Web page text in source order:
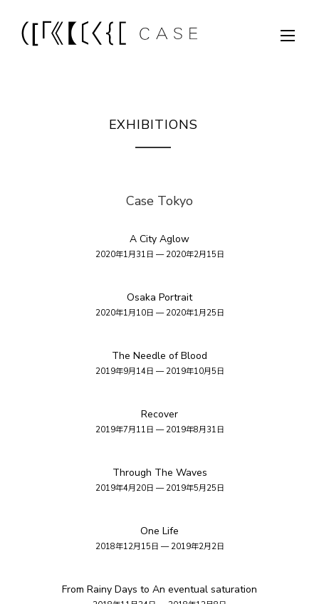
EXHIBITIONS
Case Tokyo
A City Aglow
2020年1月31日 — 2020年2月15日
Osaka Portrait
2020年1月10日 — 2020年1月25日
The Needle of Blood
2019年9月14日 — 2019年10月5日
Recover
2019年7月11日 — 2019年8月31日
Through The Waves
2019年4月20日 — 2019年5月25日
One Life
2018年12月15日 — 2019年2月2日
From Rainy Days to An eventual saturation